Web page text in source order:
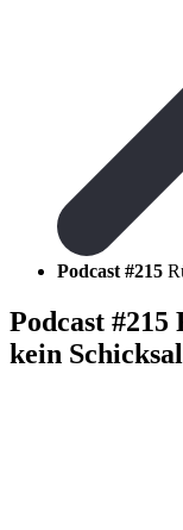
Podcast #215
Podcast #215
kein